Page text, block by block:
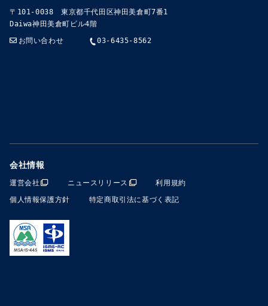
〒101-0038 東京都千代田区神田美倉町7番1
Daiwa神田美倉町ビル4階
お問い合わせ
03-6435-8562
会社情報
運営会社 ニュースリリース
利用規約
個人情報保護方針
特定商取引法に基づく表記